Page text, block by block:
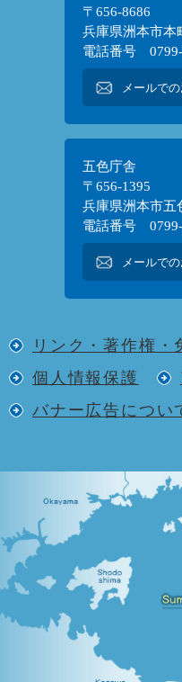
〒656-8686
兵庫県洲本市本
電話番号
メールで
五色庁舎
〒656-1395
兵庫県洲本市五
電話番号
メールで
リンク・著作権・
個人情報保護
バナー広告につい